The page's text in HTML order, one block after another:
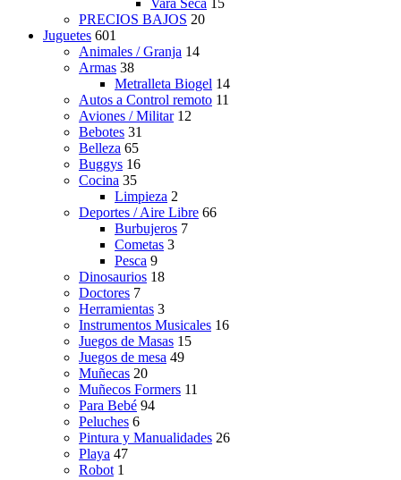
Vara Seca 15
PRECIOS BAJOS 20
Juguetes 601
Animales / Granja 14
Armas 38
Metralleta Biogel 14
Autos a Control remoto 11
Aviones / Militar 12
Bebotes 31
Belleza 65
Buggys 16
Cocina 35
Limpieza 2
Deportes / Aire Libre 66
Burbujeros 7
Cometas 3
Pesca 9
Dinosaurios 18
Doctores 7
Herramientas 3
Instrumentos Musicales 16
Juegos de Masas 15
Juegos de mesa 49
Muñecas 20
Muñecos Formers 11
Para Bebé 94
Peluches 6
Pintura y Manualidades 26
Playa 47
Robot 1